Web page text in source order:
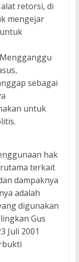
retorsi, di
mengejar
sebagai
untuk
hak
terkait
dampaknya
adalah
digunakan
Gus
Juli 2001